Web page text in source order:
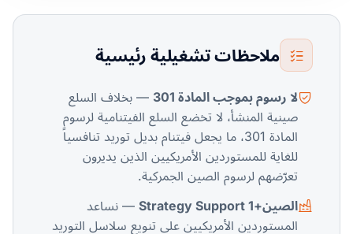
ملاحظات تشغيلية رئيسية
لا رسوم بموجب المادة 301
— بخلاف السلع
صينية المنشأ، لا تخضع السلع الفيتنامية لرسوم
المادة 301، ما يجعل فيتنام بديل توريد تنافسياً
للغاية للمستوردين الأمريكيين الذين يديرون
تعرّضهم لرسوم الصين الجمركية.
الصين+1 Strategy Support
— نساعد
المستوردين الأمريكيين على تنويع سلاسل التوريد